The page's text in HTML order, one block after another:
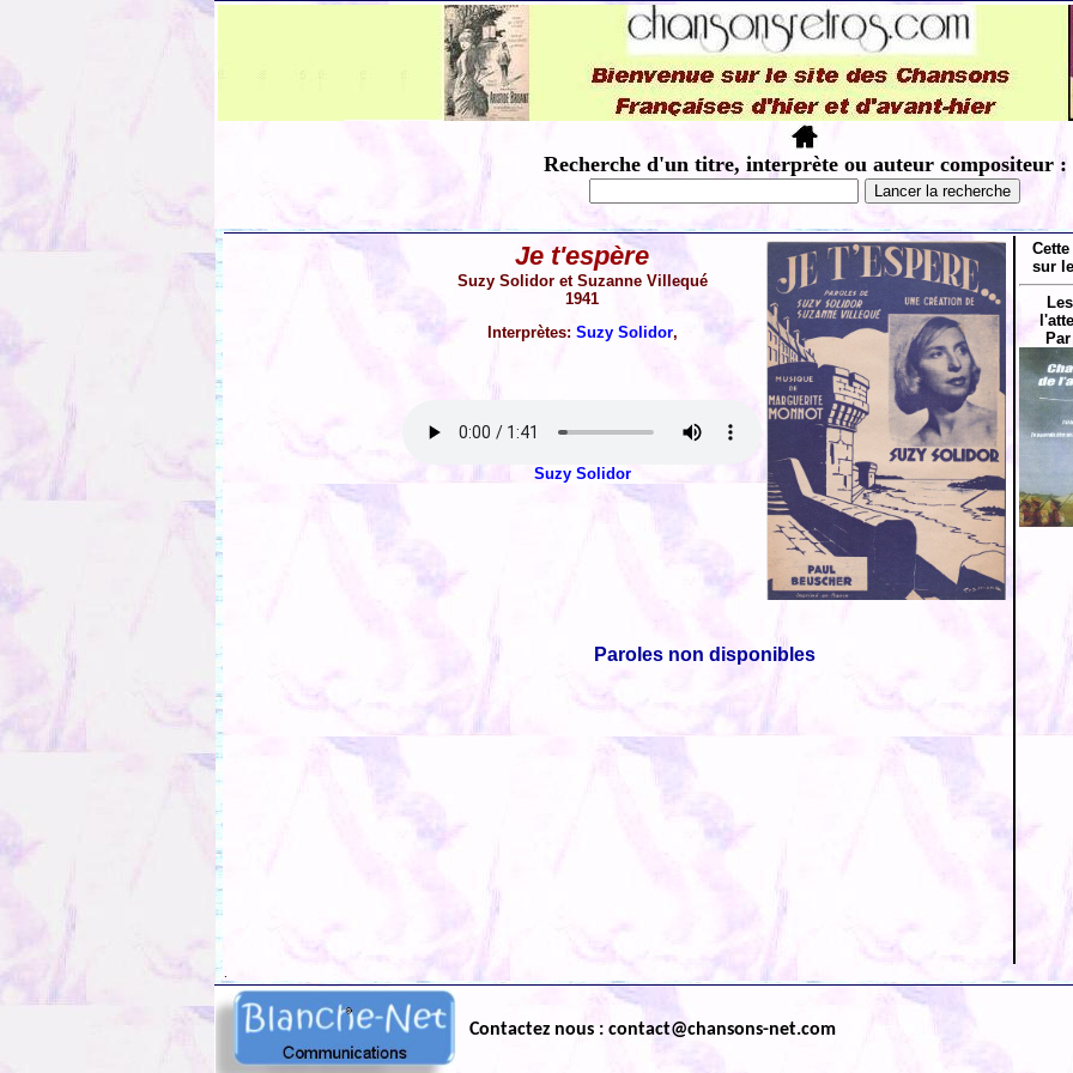
Recherche d'un titre, interprète ou auteur compositeur :
Je t'espère
Suzy Solidor et Suzanne Villequé
1941
Interprètes: Suzy Solidor,
Suzy Solidor
Paroles non disponibles
sur
Contactez nous : contact@chansons-net.com